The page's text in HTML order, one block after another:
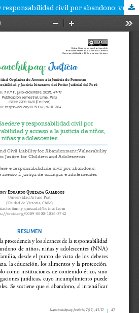
Alterum non laedere y responsabilidad civil por abandono: vulnerabilidad y acceso a la justicia de niños, niñas y adolescentes